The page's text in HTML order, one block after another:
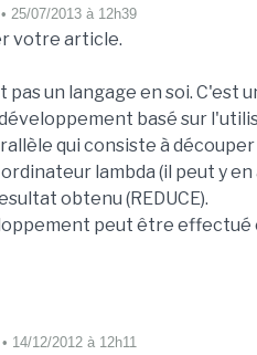
• 25/07/2013 à 12h39
votre article.
pas un langage en soi. C'est
basé sur
qui consiste à
lambda (il peut y
obtenu (REDUCE).
peut être effectué
• 14/12/2012 à 12h11